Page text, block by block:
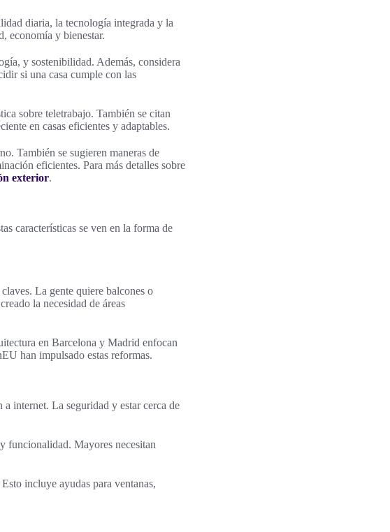
diaria, la tecnología integrada y la
economía y bienestar.
y sostenibilidad. Además, considera
si una casa cumple con las
sobre teletrabajo. También se citan
en casas eficientes y adaptables.
También se sugieren maneras de
eficientes. Para más detalles sobre
exterior.
características se ven en la forma de
La gente quiere balcones o
la necesidad de áreas
en Barcelona y Madrid enfocan
han impulsado estas reformas.
internet. La seguridad y estar cerca de
funcionalidad. Mayores necesitan
incluye ayudas para ventanas,